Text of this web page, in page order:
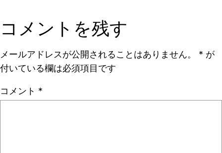
コメントを残す
メールアドレスが公開されることはありません。 * が
付いている欄は必須項目です
コメント *